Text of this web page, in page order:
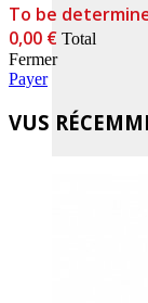
To be
0,00 € Total
Fermer
Payer
VUS